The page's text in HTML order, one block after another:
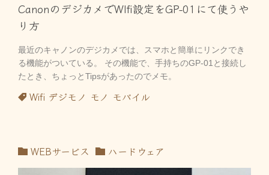
CanonのデジカメでWIfi設定をGP-01にて使うや
り方
最近のキャノンのデジカメでは、スマホと簡単にリンクでき
る機能がついている。 その機能で、手持ちのGP-01と接続し
たとき、ちょっとTipsがあったのでメモ。
Wifi デジモノ モノ モバイル
WEBサービス ハードウェア